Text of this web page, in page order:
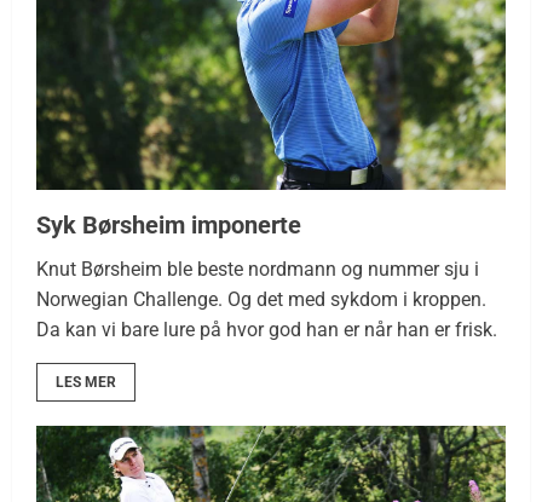
Syk Børsheim imponerte
Knut Børsheim ble beste nordmann og nummer sju i
Norwegian Challenge. Og det med sykdom i kroppen.
Da kan vi bare lure på hvor god han er når han er frisk.
LES MER